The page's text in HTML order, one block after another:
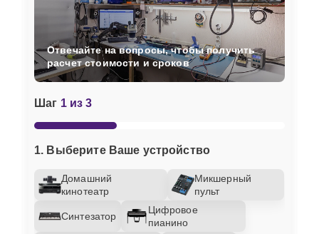
Шаг 1 из 3
1. Выберите Ваше устройство
Домашний
кинотеатр
Микшерный
пульт
Синтезатор
Цифровое
пианино
Отвечайте на вопросы, чтобы получить
расчет стоимости и сроков